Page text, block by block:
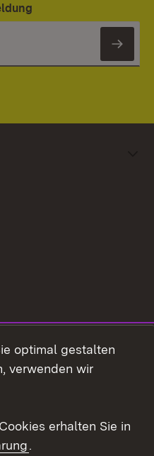
optimal gestalten
verwenden wir
erhalten Sie in
.